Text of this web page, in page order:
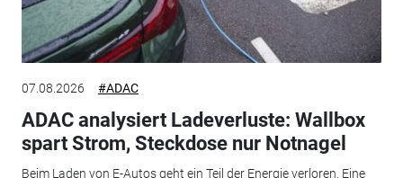
07.08.2026 #ADAC
ADAC analysiert Ladeverluste: Wallbox
spart Strom, Steckdose nur Notnagel
Beim Laden von E-Autos geht ein Teil der Energie verloren. Eine